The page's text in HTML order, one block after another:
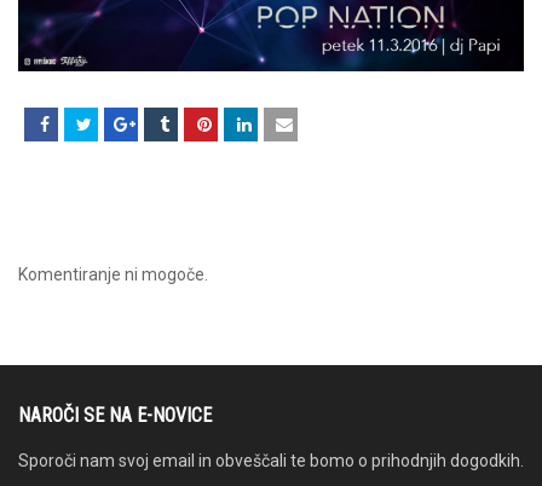
Komentiranje ni mogoče.
NAROČI SE NA E-NOVICE
Sporoči nam svoj email in obveščali te bomo o prihodnjih dogodkih.